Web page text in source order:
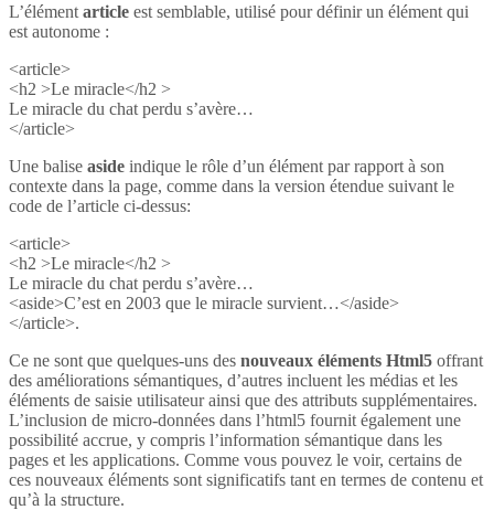
L’élément article est semblable, utilisé pour définir un élément qui
est autonome :
<article>
<h2 >Le miracle</h2 >
Le miracle du chat perdu s’avère…
</article>
Une balise aside indique le rôle d’un élément par rapport à son
contexte dans la page, comme dans la version étendue suivant le
code de l’article ci-dessus:
<article>
<h2 >Le miracle</h2 >
Le miracle du chat perdu s’avère…
<aside>C’est en 2003 que le miracle survient…</aside>
</article>.
Ce ne sont que quelques-uns des nouveaux éléments Html5 offrant
des améliorations sémantiques, d’autres incluent les médias et les
éléments de saisie utilisateur ainsi que des attributs supplémentaires.
L’inclusion de micro-données dans l’html5 fournit également une
possibilité accrue, y compris l’information sémantique dans les
pages et les applications. Comme vous pouvez le voir, certains de
ces nouveaux éléments sont significatifs tant en termes de contenu et
qu’à la structure.